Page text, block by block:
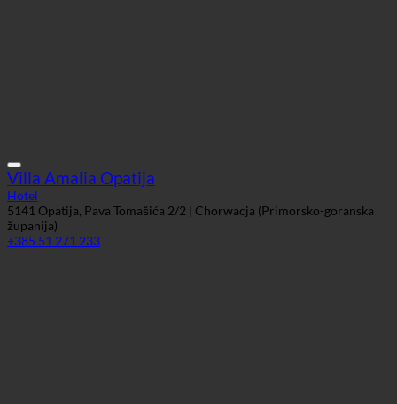
Villa Amalia Opatija
Hotel
5141 Opatija, Pava Tomašića 2/2 | Chorwacja (Primorsko-goranska
županija)
+385 51 271 233